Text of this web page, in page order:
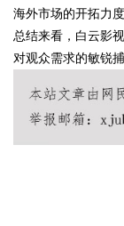
Bo
海外市场的开拓力
总结来看，白云影
对观众需求的敏锐